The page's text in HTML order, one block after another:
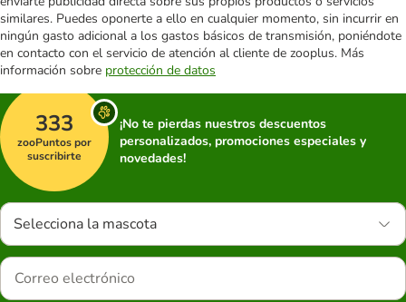
similares. Puedes oponerte a ello en cualquier momento, sin incurrir en
ningún gasto adicional a los gastos básicos de transmisión, poniéndote
en contacto con el servicio de atención al cliente de zooplus. Más
información sobre protección de datos
333
zooPuntos por
suscribirte
¡No te pierdas nuestros descuentos
personalizados, promociones especiales y
novedades!
Selecciona la mascota